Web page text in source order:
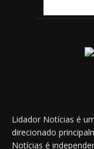
Lidador Notícias é
direcionado
Notícias é